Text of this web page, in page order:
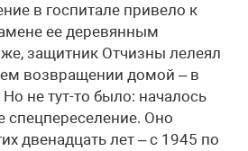
в госпитале привело к
ее деревянным
защитник Отчизны лелеял
возвращении домой – в
не тут-то было: началось
спецпереселение. Оно
двенадцать лет – с 1945 по